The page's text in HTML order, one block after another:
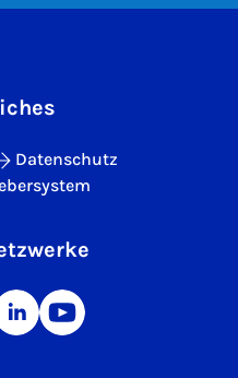
Datenschutz